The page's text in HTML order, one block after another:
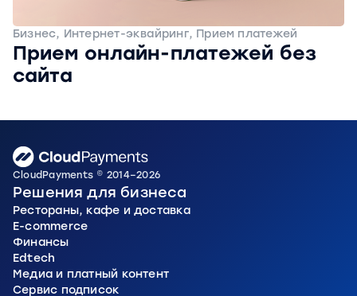
Бизнес, Интернет-эквайринг, Прием платежей
Прием онлайн-платежей без
сайта
CloudPayments © 2014–2026
Решения для бизнеса
Рестораны, кафе и доставка
E-commerce
Финансы
Edtech
Медиа и платный контент
Сервис подписок